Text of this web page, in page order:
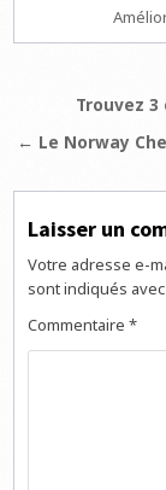
de
Trouvez
← Le Norway
Laisser un
Votre adresse e-
sont indiqués
Commentaire*